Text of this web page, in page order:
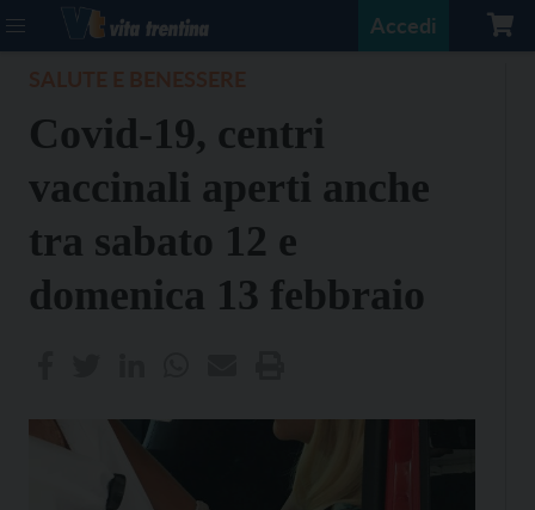
Accedi
Covid-19, centri
vaccinali aperti anche
tra sabato 12 e
domenica 13 febbraio